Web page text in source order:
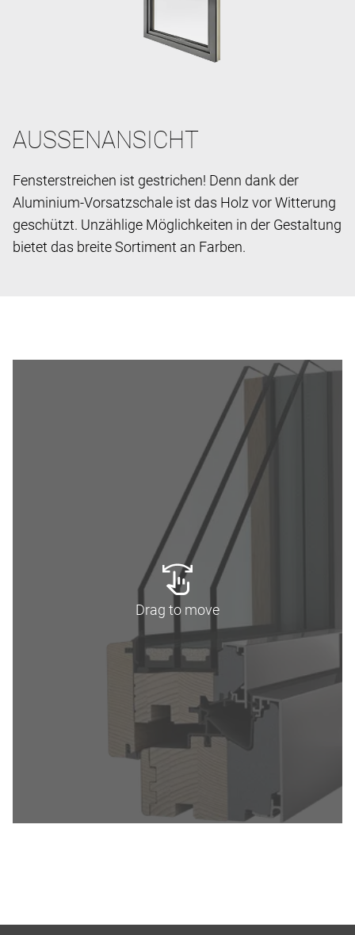
AUSSENANSICHT
Fensterstreichen ist gestrichen! Denn dank der
Aluminium-Vorsatzschale ist das Holz vor Witterung
geschützt. Unzählige Möglichkeiten in der Gestaltung
bietet das breite Sortiment an Farben.
Drag to move